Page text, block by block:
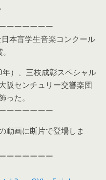
ーーーーーー
本盲学生音楽コンクール
）、三枝成彰スペシャル
阪センチュリー交響楽団
た。
ーーーーーー
動画に断片で登場しま
ーーーーーー